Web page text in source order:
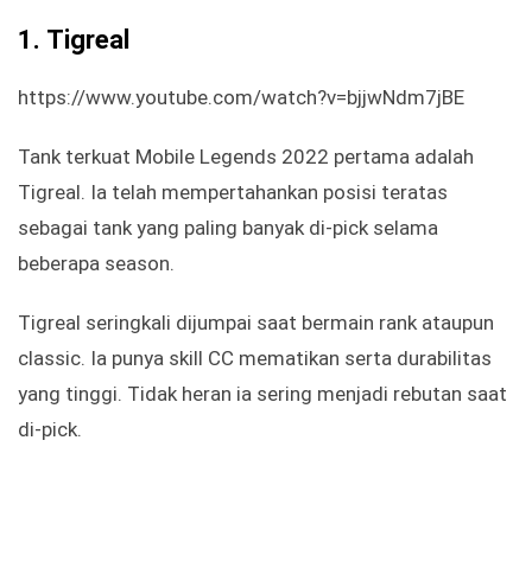
1. Tigreal
https://www.youtube.com/watch?v=bjjwNdm7jBE
Tank terkuat Mobile Legends 2022 pertama adalah
Tigreal. Ia telah mempertahankan posisi teratas
sebagai tank yang paling banyak di-pick selama
beberapa season.
Tigreal seringkali dijumpai saat bermain rank ataupun
classic. Ia punya skill CC mematikan serta durabilitas
yang tinggi. Tidak heran ia sering menjadi rebutan saat
di-pick.